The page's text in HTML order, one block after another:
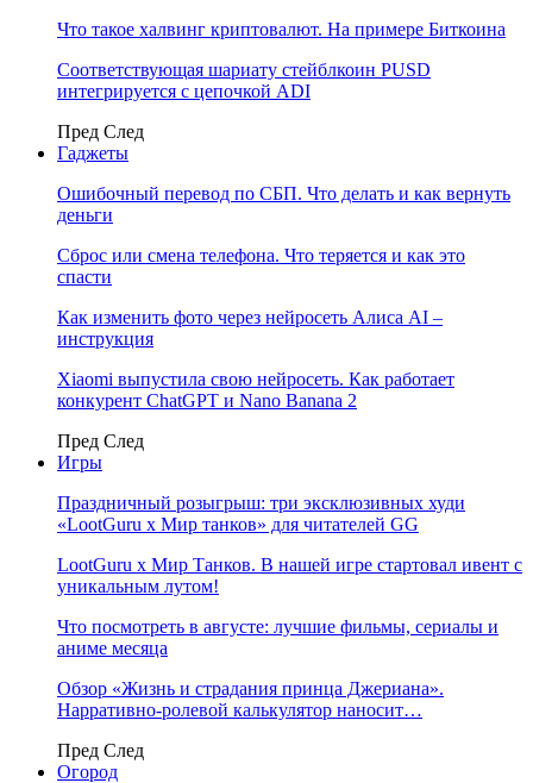
Что такое халвинг криптовалют. На примере Биткоина
Соответствующая шариату стейблкоин PUSD
интегрируется с цепочкой ADI
Пред След
Гаджеты
Ошибочный перевод по СБП. Что делать и как вернуть
деньги
Сброс или смена телефона. Что теряется и как это
спасти
Как изменить фото через нейросеть Алиса AI –
инструкция
Xiaomi выпустила свою нейросеть. Как работает
конкурент ChatGPT и Nano Banana 2
Пред След
Игры
Праздничный розыгрыш: три эксклюзивных худи
«LootGuru х Мир танков» для читателей GG
LootGuru x Мир Танков. В нашей игре стартовал ивент с
уникальным лутом!
Что посмотреть в августе: лучшие фильмы, сериалы и
аниме месяца
Обзор «Жизнь и страдания принца Джериана».
Нарративно-ролевой калькулятор наносит…
Пред След
Огород